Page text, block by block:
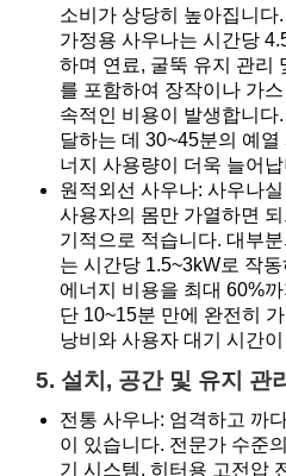
소비가 상당히 높아집니다
가정용 사우나는 시간당
하며 연료, 굴뚝 유지 관리
를 포함하여 장작이나 가
속적인 비용이 발생합니다
달하는 데 30~45분의 예열
너지 사용량이 더욱 늘어
원적외선 사우나: 사우나
사용자의 몸만 가열하면
기적으로 적습니다. 대부
는 시간당 1.5~3kW로 작
에너지 비용을 최대 60%
단 10~15분 만에 완전히
낭비와 사용자 대기 시간
5. 설치, 공간 및 유지 관
전통 사우나: 엄격하고 까
이 있습니다. 전문가 수준
기 시스템, 히터용 고전압